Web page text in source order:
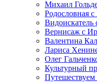
Михаил
Родословная
Вернисаж с
Валентина
Лариса
Олег
Культурный